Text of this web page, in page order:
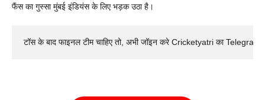
फैंस का गुस्सा मुंबई इंडियंस के लिए भड़क उठा है।
टॉस के बाद फाइनल टीम चाहिए तो, अभी जॉइन करे Cricketyatri का